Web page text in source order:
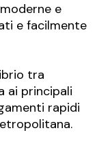
e
e facilmente
tra
ai principali
rapidi